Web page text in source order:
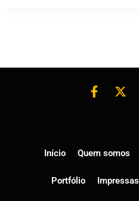
Início Quem somos
Portfólio Impressas